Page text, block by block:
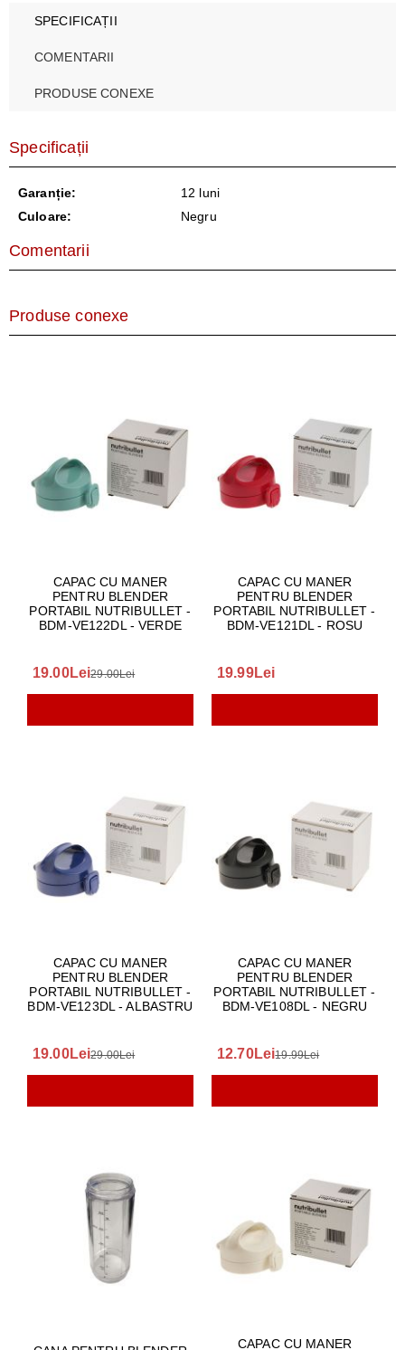
SPECIFICAȚII
COMENTARII
PRODUSE CONEXE
Specificații
Garanție:
12 luni
Culoare:
Negru
Comentarii
Produse conexe
CAPAC CU MANER
PENTRU BLENDER
PORTABIL NUTRIBULLET -
BDM-VE122DL - VERDE
19.00Lei29.00Lei
CAPAC CU MANER
PENTRU BLENDER
PORTABIL NUTRIBULLET -
BDM-VE121DL - ROSU
19.99Lei
CAPAC CU MANER
PENTRU BLENDER
PORTABIL NUTRIBULLET -
BDM-VE123DL - ALBASTRU
19.00Lei29.00Lei
CAPAC CU MANER
PENTRU BLENDER
PORTABIL NUTRIBULLET -
BDM-VE108DL - NEGRU
12.70Lei19.99Lei
CAPAC CU MANER